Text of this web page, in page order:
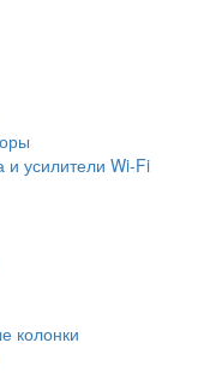
и усилители Wi-Fi
колонки